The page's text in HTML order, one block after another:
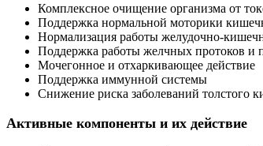
Комплексное очищение организма от
Поддержка нормальной моторики
Нормализация работы желудочно-
Поддержка работы желчных протоков и
Мочегонное и отхаркивающее действие
Поддержка иммунной системы
Снижение риска заболеваний толстого
Активные компоненты и их действие